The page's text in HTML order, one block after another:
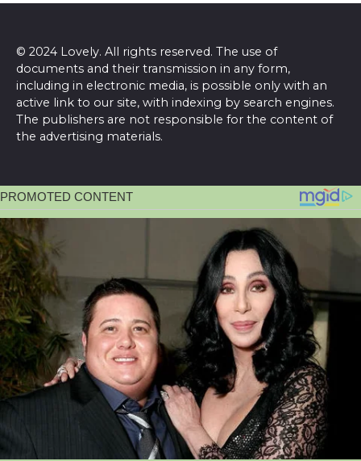
© 2024 Lovely. All rights reserved. The use of
documents and their transmission in any form,
including in electronic media, is possible only with an
active link to our site, with indexing by search engines.
The publishers are not responsible for the content of
the advertising materials.